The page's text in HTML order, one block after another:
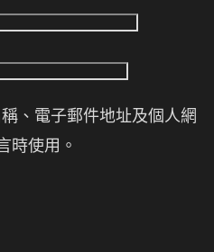
、電子郵件地址及個人網
時使用。